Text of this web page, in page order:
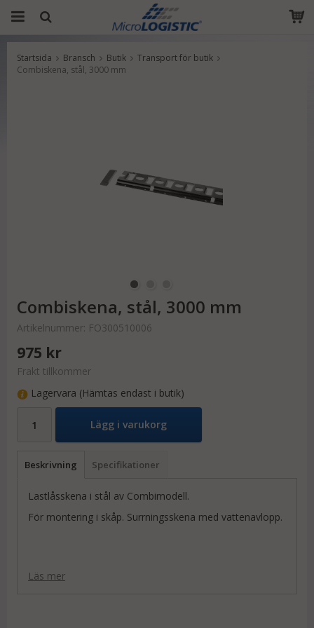
Produkten har blivit tillagd i varukorgen
Startsida Bransch Butik
Transport för butik
Combiskena, stål, 3000 mm
Combiskena, stål, 3000 mm
Artikelnummer: FO300510006
975 kr
Frakt tillkommer
Lagervara (Hämtas endast i butik)
Lägg i varukorg
Beskrivning Specifikationer
Lastlåsskena i stål av Combimodell.
För montering i skåp. Surrningsskena med vattenavlopp.
LxBxH:3000x131x12,2 mm
Läs mer